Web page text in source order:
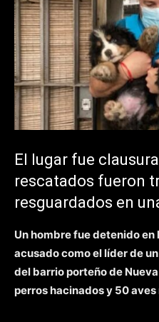
El lugar fue
rescatados fueron
resguardados en
Un hombre fue detenido
acusado como el líder de
del barrio porteño de
perros hacinados y 50